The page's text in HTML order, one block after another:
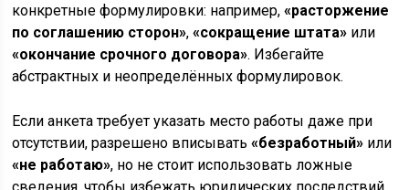
конкретные формулировки: например,«расторжение
по соглашению сторон»,«сокращение штата» или
«окончание срочного договора». Избегайте
абстрактных и неопределённых формулировок.
Если анкета требует указать место работы даже при
отсутствии, разрешено вписывать«безработный» или
«не работаю», но не стоит использовать ложные